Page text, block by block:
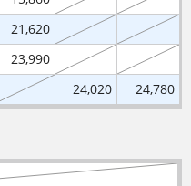
21,620
23,990
24,020 24,780